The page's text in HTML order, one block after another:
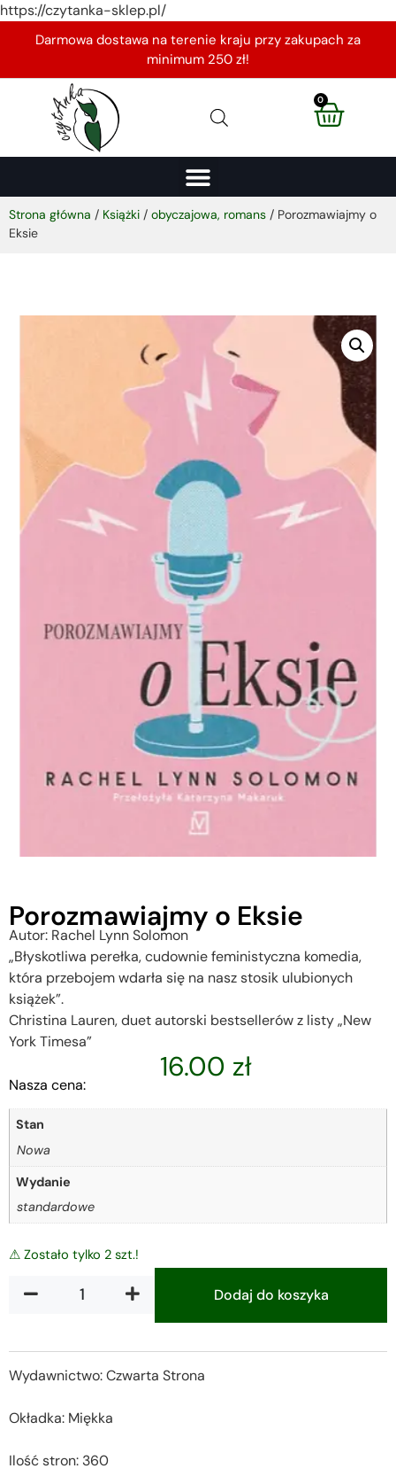
https://czytanka-sklep.pl/
Darmowa dostawa na terenie kraju przy zakupach za
minimum 250 zł!
0
Strona główna / Książki / obyczajowa, romans / Porozmawiajmy o
Eksie
Porozmawiajmy o Eksie
Autor: Rachel Lynn Solomon
„Błyskotliwa perełka, cudownie feministyczna komedia,
która przebojem wdarła się na nasz stosik ulubionych
książek”.
Christina Lauren, duet autorski bestsellerów z listy „New
York Timesa”
Nasza cena:
16.00 zł
Stan
Nowa
Wydanie
standardowe
⚠ Zostało tylko 2 szt.!
Dodaj do koszyka
Wydawnictwo: Czwarta Strona
Okładka: Miękka
Ilość stron: 360